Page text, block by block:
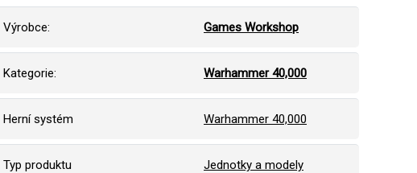
Výrobce: Games Workshop
Kategorie: Warhammer 40,000
Herní systém Warhammer 40,000
Typ produktu Jednotky a modely